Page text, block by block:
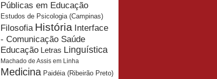
Públicas em Educação
Estudos de Psicologia (Campinas)
Filosofia História Interface
- Comunicação Saúde
Educação Letras Linguística
Machado de Assis em Linha
Medicina Paidéia (Ribeirão Preto)